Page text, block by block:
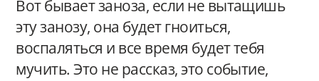
Вот бывает заноза, если не вытащишь
эту занозу, она будет гноиться,
воспаляться и все время будет тебя
мучить. Это не рассказ, это событие,